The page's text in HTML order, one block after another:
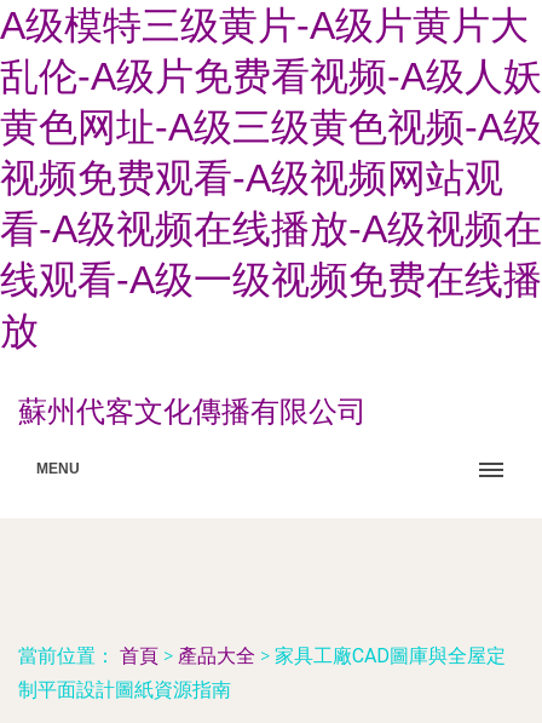
A级模特三级黄片-A级片黄片大
乱伦-A级片免费看视频-A级人妖
黄色网址-A级三级黄色视频-A级
视频免费观看-A级视频网站观
看-A级视频在线播放-A级视频在
线观看-A级一级视频免费在线播
放
蘇州代客文化傳播有限公司
MENU
當前位置： 首頁 > 產品大全 > 家具工廠CAD圖庫與全屋定
制平面設計圖紙資源指南